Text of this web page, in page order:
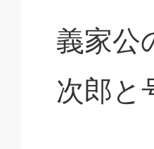
義家公
次郎と